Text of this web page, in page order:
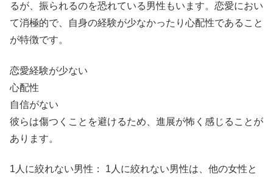
るが、振られるのを恐れている男性もいます。恋愛におい
て消極的で、自身の経験が少なかったり心配性であること
が特徴です。
恋愛経験が少ない
心配性
自信がない
彼らは傷つくことを避けるため、進展が怖く感じることが
あります。
1人に絞れない男性： 1人に絞れない男性は、他の女性と